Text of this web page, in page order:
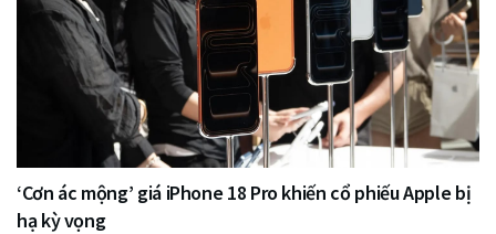
‘Cơn ác mộng’ giá iPhone 18 Pro khiến cổ phiếu Apple bị
hạ kỳ vọng